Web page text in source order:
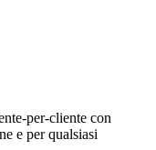
per-cliente con
e per qualsiasi